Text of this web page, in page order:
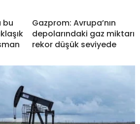
bu
Gazprom: Avrupa’nın
depolarındaki gaz miktarı
rekor düşük seviyede